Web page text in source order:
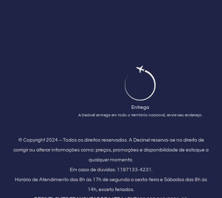
Entrega
A Decinel entrega em todo o território nacional, envie seu endereço.
© Copyright 2024 – Todos os direitos reservados. A Decinel reserva-se no direito de
corrigir ou alterar informações como: preços, promoções e disponibilidade de estoque a
qualquer momento.
Em caso de dúvidas:1197133-4231.
Horário de Atendimento das 8h às 17h de segunda a sexta-feira e Sábados das 8h às
14h, exceto feriados.